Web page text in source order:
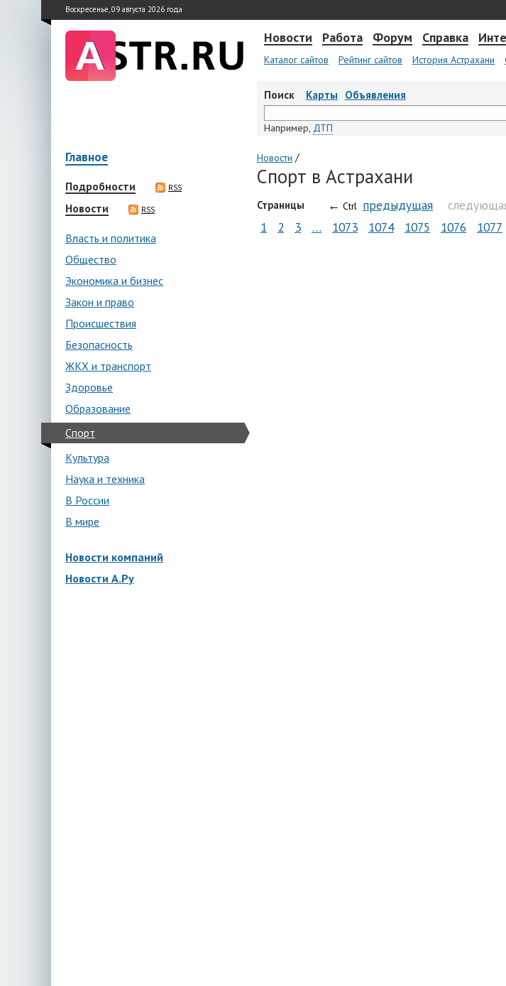
Воскресенье, 09 августа 2026 года
Новости Работа Форум Справка
Каталог сайтов Рейтинг сайтов История Астрахани
Поиск Карты Объявления
Например, ДТП
Главное
Подробности RSS
Новости RSS
Власть и политика
Общество
Экономика и бизнес
Закон и право
Происшествия
Безопасность
ЖКХ и транспорт
Здоровье
Образование
Спорт
Культура
Наука и техника
В России
В мире
Новости компаний
Новости А.Ру
Новости /
Спорт в Астрахани
Страницы ← Ctrl предыдущая
1
2 3 … 1073 1074 1075 1076 1077